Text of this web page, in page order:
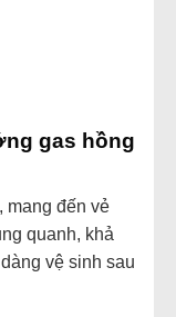
gas hồng
mang đến vẻ
quanh, khả
vệ sinh sau